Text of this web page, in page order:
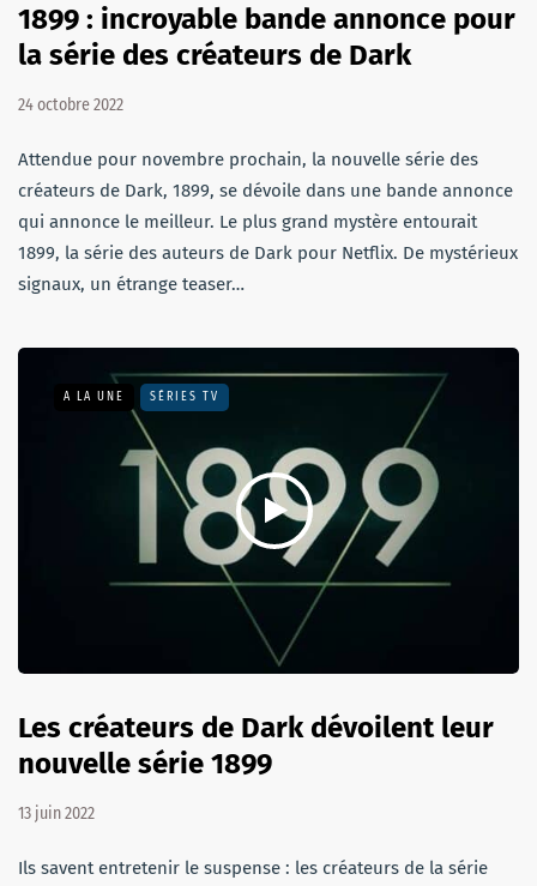
1899 : incroyable bande annonce pour
la série des créateurs de Dark
24 octobre 2022
Attendue pour novembre prochain, la nouvelle série des
créateurs de Dark, 1899, se dévoile dans une bande annonce
qui annonce le meilleur. Le plus grand mystère entourait
1899, la série des auteurs de Dark pour Netflix. De mystérieux
signaux, un étrange teaser…
A LA UNE SÉRIES TV
Les créateurs de Dark dévoilent leur
nouvelle série 1899
13 juin 2022
Ils savent entretenir le suspense : les créateurs de la série